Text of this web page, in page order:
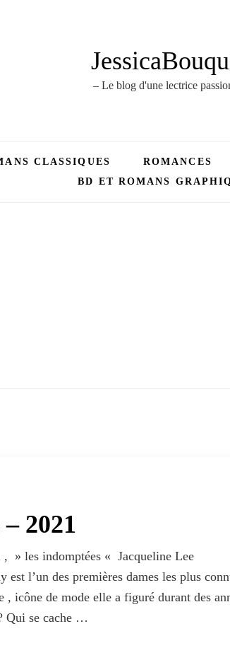
– Le blog d'une lectrice
CLASSIQUES ROMANCES
BD ET ROMANS
2021
» les indomptées « Jacqueline Lee
l’un des premières dames les plus
icône de mode elle a figuré durant des
Qui se cache …